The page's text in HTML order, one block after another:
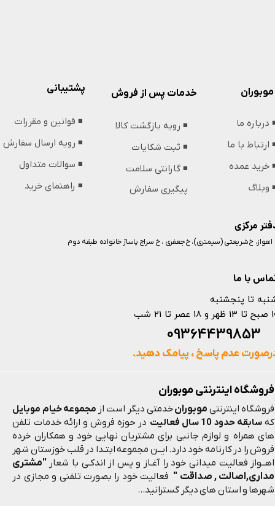
فروشگاه اینترنتی موبوران
فروشگاه اینترنتی موبورانخدمتی دیگر است از مجموعه خیام موبایل
که سابقه حدود 10 سال فعالیت
در حوزه فروش و ارائه خدمات تلفن
های همراه و لوازم جانبی برای مشتریان نهایی خود و همکاران خرده
فروش را در کارنامه خود دارد. ایــن مجموعه ابتـدا در قلب خوزستان شهر
اهــواز فعالیت میدانی خود را آغـاز و پس از اندکـی با شعار "مشتری
مداری,اصالت , صداقت " فعالیت خود را بصورت تلفنی و مجازی در
شهرها و استان های دیگر گسترانید...
مرکزی
با ما
اهواز، خ شریعتی (سیمتری)، خ جعفری ، خ سراج پاساژ خانواده طبقه دوم
تا پنجشنبه
تا 21 شب
عدم پاسخ ، پیامک دهید.
پشتیبانی
◾️ قوانین و مقررات
◾️ رویه ارسال سفارش
◾️ سوالات متداول
◾️ راهنمای خرید
موبوران
درباره ما
ارتباط با ما
خرید عمده
وبلاگ
خدمات پس از فروش
◾️ رویه بازگشت کالا
◾️ ثبت شکایات
◾️ گارانتی سلامت
پیگیری سفارش